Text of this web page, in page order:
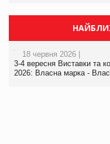
18 червня 2026 |
3-4 вересня Виставки та
2026: Власна марка -